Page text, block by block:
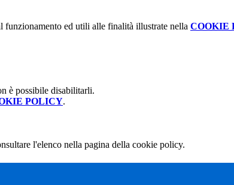
funzionamento ed utili alle finalità illustrate nella COOKIE
è possibile disabilitarli.
POLICY.
l'elenco nella pagina della cookie policy.